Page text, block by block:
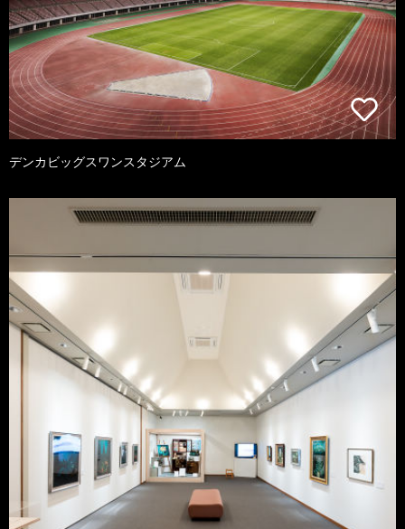
デンカビッグスワンスタジアム